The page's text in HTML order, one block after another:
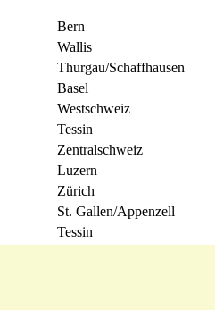
Bern
Wallis
Thurgau/Schaffhausen
Basel
Westschweiz
Tessin
Zentralschweiz
Luzern
Zürich
St. Gallen/Appenzell
Tessin